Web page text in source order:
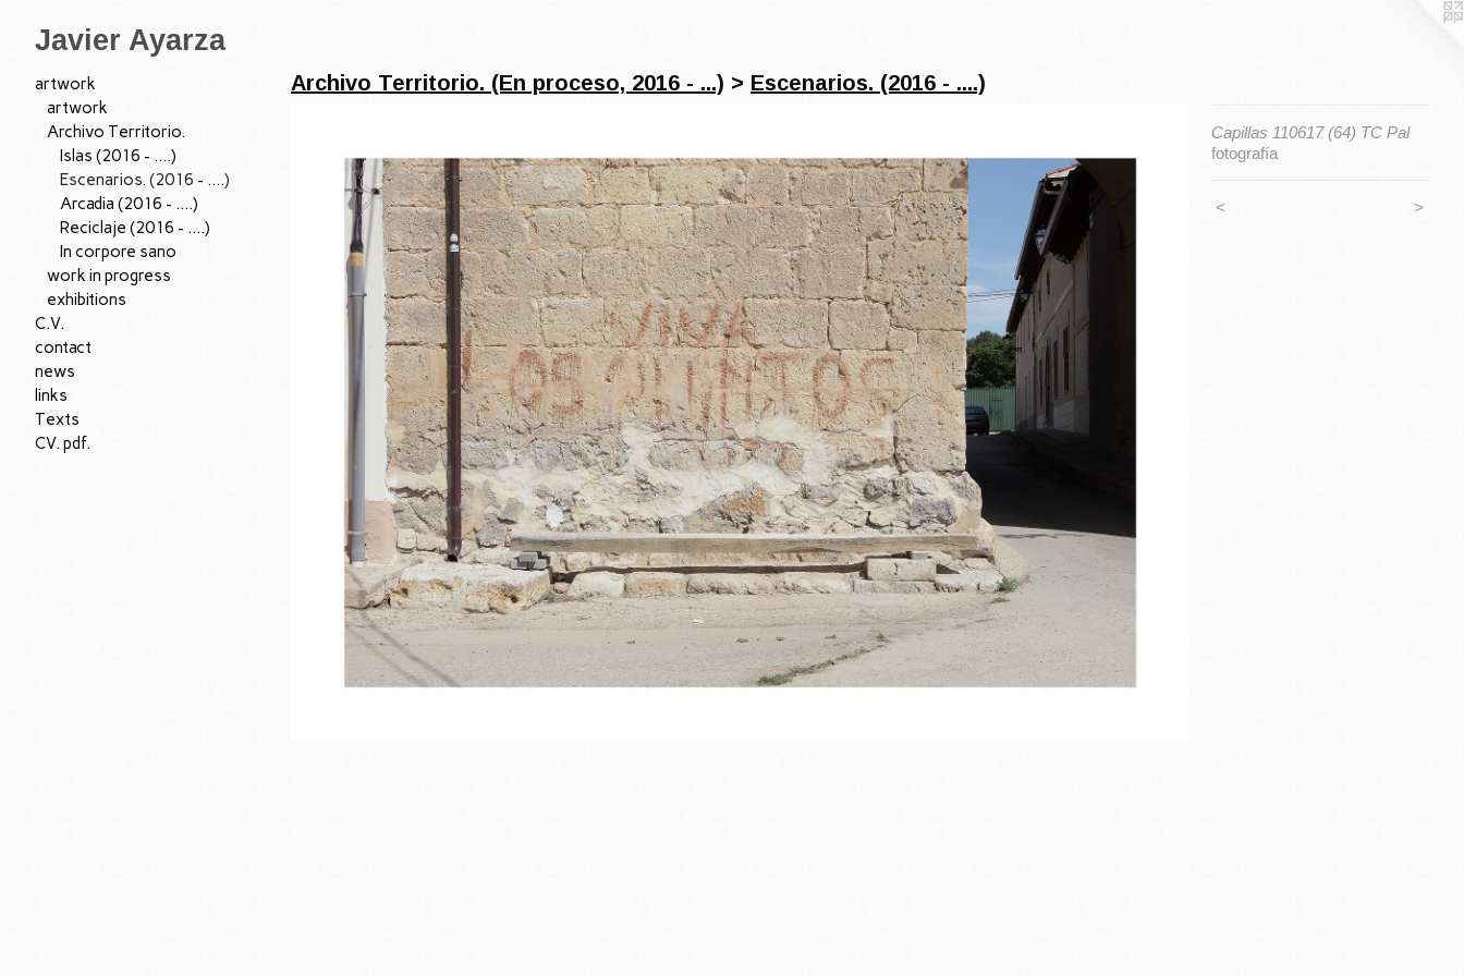
Javier Ayarza
artwork
artwork
Archivo Territorio.
Islas (2016 - ....)
Escenarios. (2016 - ....)
Arcadia (2016 - ....)
Reciclaje (2016 - ....)
In corpore sano
work in progress
exhibitions
C.V.
contact
news
links
Texts
CV. pdf.
Archivo Territorio. (En proceso, 2016 - ...) > Escenarios. (2016 - ....)
Capillas 110617 (64) TC Pal
fotografía
< >